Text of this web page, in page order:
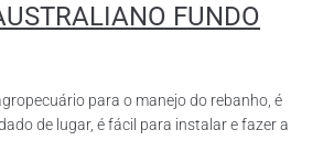
FUNDO
para o manejo do rebanho, é
de lugar, é fácil para instalar e fazer a